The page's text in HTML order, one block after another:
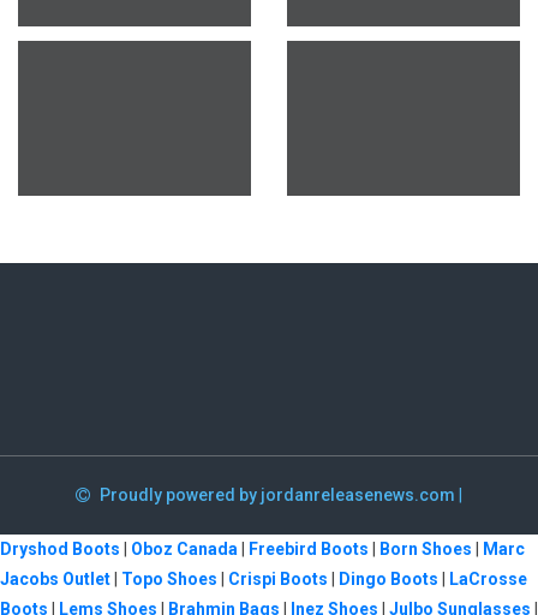
Proudly powered by jordanreleasenews.com
Dryshod Boots Oboz Canada Freebird Boots Born Shoes
Marc
Jacobs Outlet
Topo Shoes Crispi Boots Dingo Boots
LaCrosse
Boots
Lems Shoes Brahmin Bags Inez Shoes Julbo Sunglasses